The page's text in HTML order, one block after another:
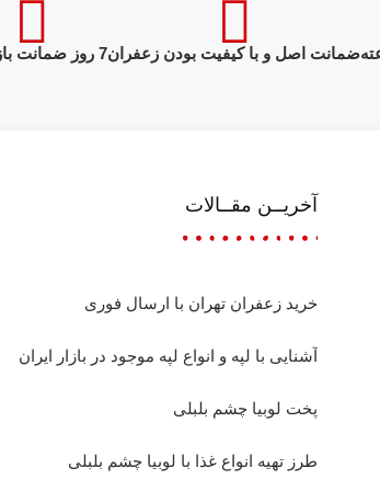
ضمانت اصل و با کیفیت بودن زعفران7 روز ضمانت بازگشت
آخریــن مقــالات
خرید زعفران تهران با ارسال فوری
آشنایی با لپه و انواع لپه موجود در بازار ایران
پخت لوبیا چشم بلبلی
طرز تهیه انواع غذا با لوبیا چشم بلبلی